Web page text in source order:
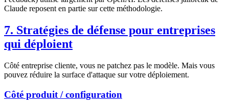
Claude reposent en partie sur cette méthodologie.
7. Stratégies de défense pour entreprises
qui déploient
Côté entreprise cliente, vous ne patchez pas le modèle. Mais vous
pouvez réduire la surface d'attaque sur votre déploiement.
Côté produit / configuration